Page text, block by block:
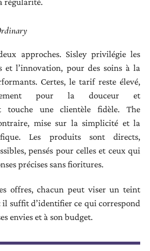
approches. Sisley privilégie les
et l’innovation, pour des soins à la
Certes, le tarif reste élevé,
pour la douceur et
touche une clientèle fidèle. The
mise sur la simplicité et la
Les produits sont directs,
pensés pour celles et ceux qui
précises sans fioritures.
offres, chacun peut viser un teint
il suffit d’identifier ce qui correspond
envies et à son budget.